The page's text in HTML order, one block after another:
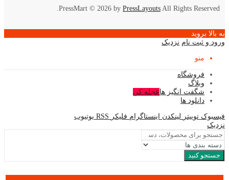
PressMart © 2026 by PressLayouts All Rights Reserved.
به بالا بروید
ورود و ثبت نام نزدیک
منو
فروشگاه
وبلاگ
شگفت انگیز هاعجله کن
دانلود ها
فیسبوک توییتر لینکدن اینستاگرام فلیکر RSS یوتیوب
نزدیک
جستجو کنید